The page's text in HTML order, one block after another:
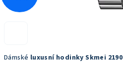
Dámské luxusní hodinky Skmei 2190